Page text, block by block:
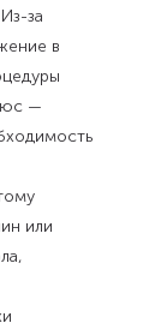
за
в
—
или